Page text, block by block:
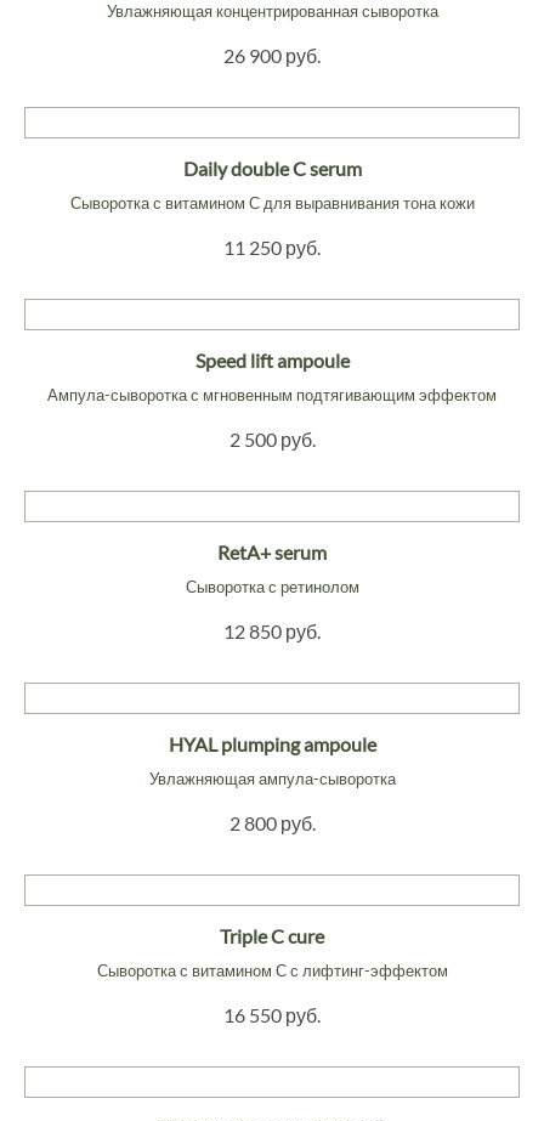
Увлажняющая концентрированная сыворотка
26 900 руб.
Daily double C serum
Сыворотка с витамином С для выравнивания тона кожи
11 250 руб.
Speed lift ampoule
Ампула-сыворотка с мгновенным подтягивающим эффектом
2 500 руб.
RetA+ serum
Сыворотка с ретинолом
12 850 руб.
HYAL plumping ampoule
Увлажняющая ампула-сыворотка
2 800 руб.
Triple C cure
Сыворотка с витамином С с лифтинг-эффектом
16 550 руб.